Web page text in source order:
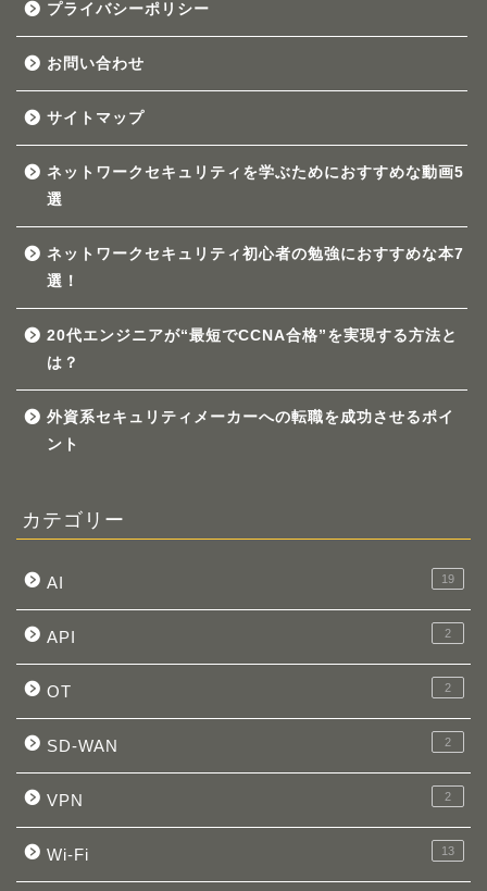
プライバシーポリシー
お問い合わせ
サイトマップ
ネットワークセキュリティを学ぶためにおすすめな動画5
選
ネットワークセキュリティ初心者の勉強におすすめな本7
選！
20代エンジニアが“最短でCCNA合格”を実現する方法と
は？
外資系セキュリティメーカーへの転職を成功させるポイ
ント
カテゴリー
AI 19
API 2
OT 2
SD-WAN 2
VPN 2
Wi-Fi 13